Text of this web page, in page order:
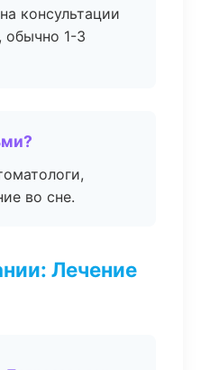
консультации
обычно 1-3
во сне.
Лечение